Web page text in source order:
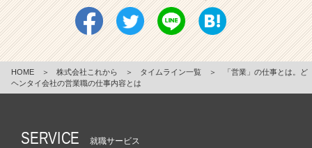
HOME ＞ 株式会社これから ＞ タイムライン一覧 ＞
「営業」の仕事とは。ど
ヘンタイ会社の営業職の仕事内容とは
SERVICE 就職サービス